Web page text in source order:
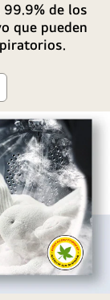
de los
que pueden